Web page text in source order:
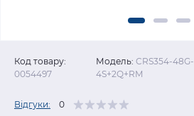
Код товару:
0054497
Модель: CRS354-48G-
4S+2Q+RM
Відгуки: 0